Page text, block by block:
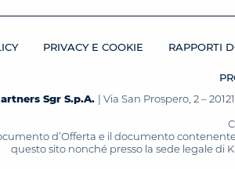
PRIVACY E COOKIE RAPPORTI
Sgr S.p.A. | Via San Prospero, 2 –
d’Offerta e il documento
questo sito nonché presso la sede legale di